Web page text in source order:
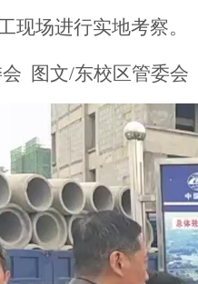
现场进行实地考察。
会 图文/东校区管委